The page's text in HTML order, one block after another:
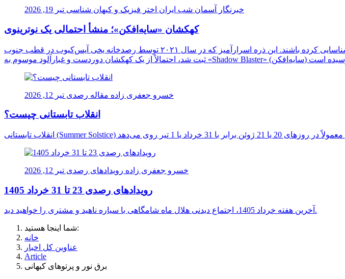
خبرنگار آسمان شب ایران اختر فیزیک و کیهان شناسی تیر 19, 2026
کهکشان «سایه‌افکن»؛ منشأ احتمالی یک نوترینوی
دانشمندان برای نخستین بار ممکن است منشأ یک نوترینوی فوق‌العاده پرانرژی را در اعماق کیهان شناسایی کرده باشند. این ذره اسرارآمیز که در سال ۲۰۲۱ توسط رصدخانه یخی آیس‌کیوب در قطب جنوب
خسرو جعفری زاده مقاله رصدی تیر 12, 2026
انقلاب تابستانی چیست؟
خسرو جعفری زاده رویدادهای رصدی تیر 12, 2026
رویدادهای رصدی 23 تا 31 خرداد 1405
آخرین هفته خرداد 1405، اجتماع دیدنی هلال ماه شامگاهی با سیاره ناهید و مشتری را خواهید دید.
شما اینجا هستید:
خانه
عناوین کل اخبار
Article
برق نور و پرتوهای کیهانی